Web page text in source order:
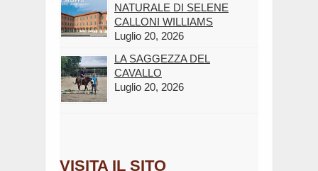
NATURALE DI SELENE
CALLONI WILLIAMS
Luglio 20, 2026
LA SAGGEZZA DEL
CAVALLO
Luglio 20, 2026
VISITA IL SITO